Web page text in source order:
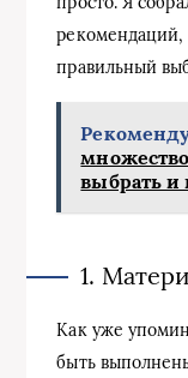
рекомендаций,
правильный
выбрать и
1.
Как уже
быть